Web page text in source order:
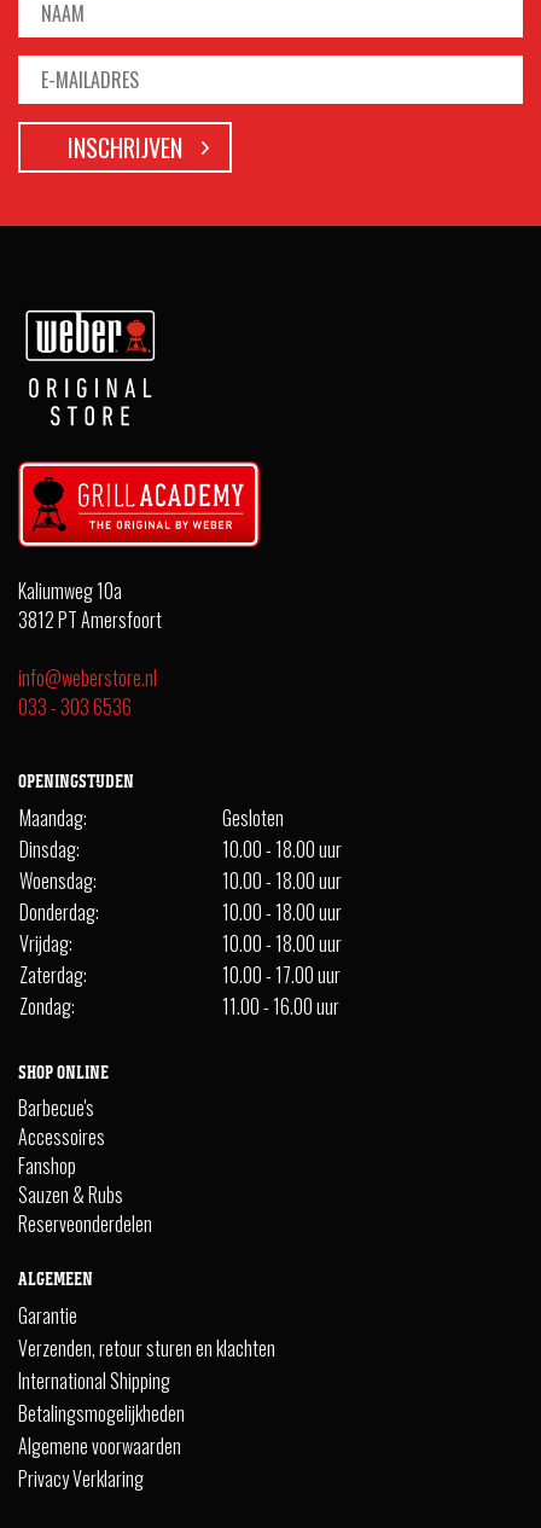
Kaliumweg 10a
3812 PT Amersfoort
info@weberstore.nl
033 - 303 6536
OPENINGSTIJDEN
Maandag:
Gesloten
Dinsdag:
10.00 - 18.00 uur
Woensdag:
10.00 - 18.00 uur
Donderdag:
10.00 - 18.00 uur
Vrijdag:
10.00 - 18.00 uur
Zaterdag:
10.00 - 17.00 uur
Zondag:
11.00 - 16.00 uur
SHOP ONLINE
Barbecue's
Accessoires
Fanshop
Sauzen & Rubs
Reserveonderdelen
ALGEMEEN
Garantie
Verzenden, retour sturen en klachten
International Shipping
Betalingsmogelijkheden
Algemene voorwaarden
Privacy Verklaring